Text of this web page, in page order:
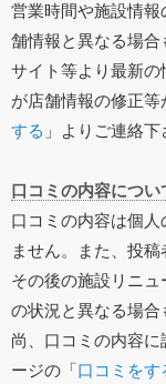
営業時間や施設情
舗情報と異なる場
サイト等より最新
が店舗情報の修正
する 」よりご連絡下
口コミの内容につい
口コミの内容は個
ません。また、投稿
その後の施設リニ
の状況と異なる場合
尚、口コミの内容
ージの「口コミをす